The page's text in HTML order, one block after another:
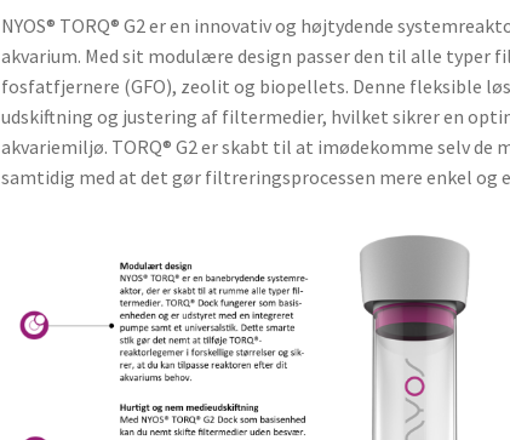
NYOS® TORQ® G2 er en innovativ og højtydende
akvarium. Med sit modulære design passer den til alle typer
fosfatfjernere (GFO), zeolit og biopellets. Denne fleksible
udskiftning og justering af filtermedier, hvilket sikrer en
akvariemiljø. TORQ® G2 er skabt til at imødekomme selv de
samtidig med at det gør filtreringsprocessen mere enkel og